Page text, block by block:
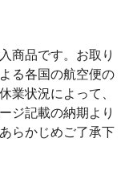
商品です。お取り
る各国の航空便の
業状況によって、
ジ記載の納期より
らかじめご了承下